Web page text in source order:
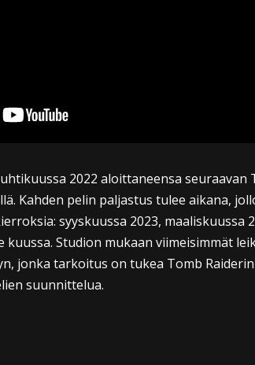
2022 aloittaneensa seuraavan
Kahden pelin paljastus tulee aikana,
syyskuussa 2023, maaliskuussa
kuussa. Studion mukaan viimeisimmät
jonka tarkoitus on tukea Tomb Raiderin
suunnittelua.